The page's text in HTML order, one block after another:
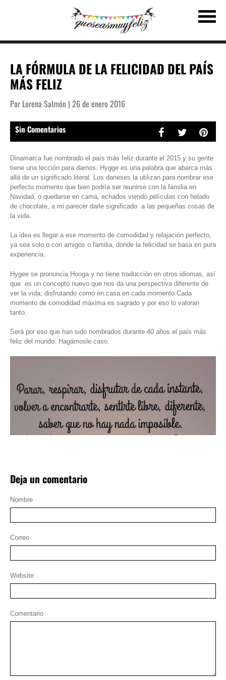
LA FÓRMULA DE LA FELICIDAD DEL PAÍS
MÁS FELIZ
Por Lorena Salmón | 26 de enero 2016
Sin Comentarios
Dinamarca fue nombrado el país más feliz durante el 2015 y su gente
tiene una lección para darnos: Hygge es una palabra que abarca más
allá de un significado literal. Los daneses la utilizan para nombrar ese
perfecto momento que bien podría ser reunirse con la familia en
Navidad, o quedarse en cama, echados viendo películas con helado
de chocolate, a mi parecer darle significado a las pequeñas cosas de
la vida.
La idea es llegar a ese momento de comodidad y relajación perfecto,
ya sea solo o con amigos o familia, donde la felicidad se basa en pura
experiencia.
Hygee se pronuncia Hooga y no tiene traducción en otros idiomas, así
que es un concepto nuevo que nos da una perspectiva diferente de
ver la vida; disfrutando como en casa en cada momento.Cada
momento de comodidad máxima es sagrado y por eso lo valoran
tanto.
Será por eso que han sido nombrados durante 40 años el país más
feliz del mundo. Hagámosle caso.
Deja un comentario
Nombre
Correo
Website
Comentario